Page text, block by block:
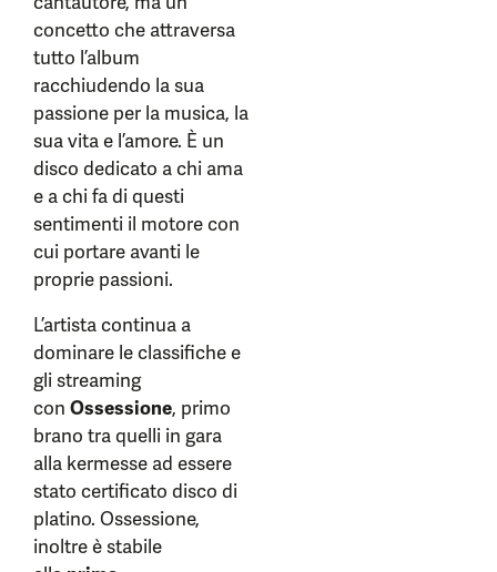
concetto che attraversa
tutto l’album
racchiudendo la sua
passione per la musica, la
sua vita e l’amore. È un
disco dedicato a chi ama
e a chi fa di questi
sentimenti il motore con
cui portare avanti le
proprie passioni.
L’artista continua a
dominare le classifiche e
gli streaming
con Ossessione, primo
brano tra quelli in gara
alla kermesse ad essere
stato certificato disco di
platino. Ossessione,
inoltre è stabile